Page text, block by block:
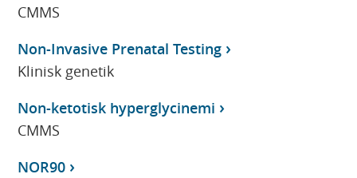
CMMS
Non-Invasive Prenatal Testing
Klinisk genetik
Non-ketotisk hyperglycinemi
CMMS
NOR90